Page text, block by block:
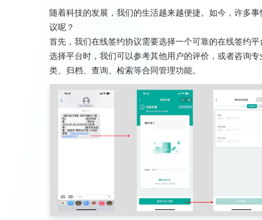
随着科技的发展，我们的生活越来越便捷。如今，许多
议呢？
首先，我们在线签约协议需要选择一个可靠的在线签约
选择平台时，我们可以参考其他用户的评价，或者咨询
类、归档、查询、检索等合同管理功能。